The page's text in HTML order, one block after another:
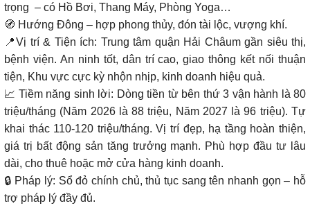
trọng – có Hồ Bơi, Thang Máy, Phòng Yoga…
🧭 Hướng Đông – hợp phong thủy, đón tài lộc, vượng khí.
📍Vị trí & Tiện ích: Trung tâm quận Hải Châum gần siêu thị,
bệnh viện. An ninh tốt, dân trí cao, giao thông kết nối thuận
tiện, Khu vực cực kỳ nhộn nhịp, kinh doanh hiệu quả.
📈 Tiềm năng sinh lời: Dòng tiền từ bên thứ 3 vận hành là 80
triệu/tháng (Năm 2026 là 88 triệu, Năm 2027 là 96 triệu). Tự
khai thác 110-120 triệu/tháng. Vị trí đẹp, hạ tầng hoàn thiện,
giá trị bất động sản tăng trưởng mạnh. Phù hợp đầu tư lâu
dài, cho thuê hoặc mở cửa hàng kinh doanh.
🔒 Pháp lý: Sổ đỏ chính chủ, thủ tục sang tên nhanh gọn – hỗ
trợ pháp lý đầy đủ.